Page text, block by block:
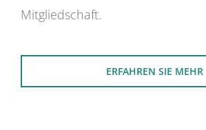
Mitgliedschaft.
ERFAHREN SIE MEHR